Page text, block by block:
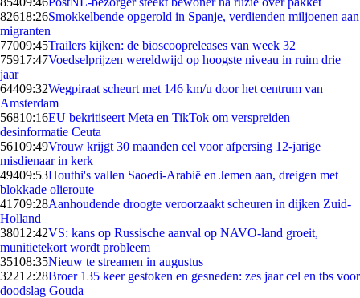
82618:26Smokkelbende opgerold in Spanje, verdienden miljoenen aan
migranten
77009:45Trailers kijken: de bioscoopreleases van week 32
75917:47Voedselprijzen wereldwijd op hoogste niveau in ruim drie
jaar
64409:32Wegpiraat scheurt met 146 km/u door het centrum van
Amsterdam
56810:16EU bekritiseert Meta en TikTok om verspreiden
desinformatie Ceuta
56109:49Vrouw krijgt 30 maanden cel voor afpersing 12-jarige
misdienaar in kerk
49409:53Houthi's vallen Saoedi-Arabië en Jemen aan, dreigen met
blokkade olieroute
41709:28Aanhoudende droogte veroorzaakt scheuren in dijken Zuid-
Holland
38012:42VS: kans op Russische aanval op NAVO-land groeit,
munitietekort wordt probleem
35108:35Nieuw te streamen in augustus
32212:28Broer 135 keer gestoken en gesneden: zes jaar cel en tbs voor
doodslag Gouda